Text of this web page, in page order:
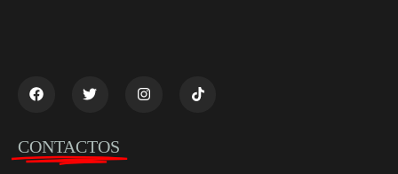
CONTACTOS